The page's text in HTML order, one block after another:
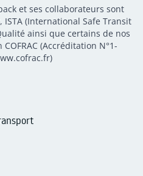
et ses collaborateurs sont
ISTA (International Safe Transit
ainsi que certains de nos
(Accréditation N°1-